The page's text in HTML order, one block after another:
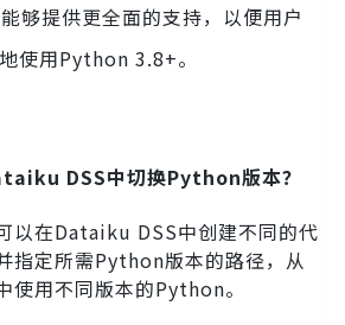
够提供更全面的支持，以便用户
使用Python 3.8+。
DSS中切换Python版本？
以在Dataiku DSS中创建不同的代
指定所需Python版本的路径，从
使用不同版本的Python。